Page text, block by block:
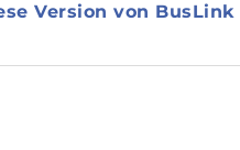
Version von BusLink